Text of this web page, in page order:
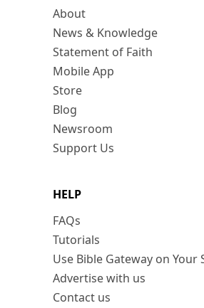
About
News & Knowledge
Statement of Faith
Mobile App
Store
Blog
Newsroom
Support Us
HELP
FAQs
Tutorials
Use Bible Gateway on Your
Advertise with us
Contact us